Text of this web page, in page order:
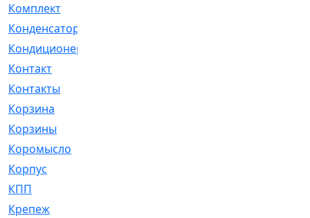
Комплект
Конденсатор
Кондиционер
Контакт
Контакты
Корзина
Корзины
Коромысло
Корпус
КПП
Крепеж